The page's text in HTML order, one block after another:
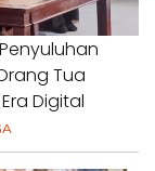
Tua
Digital